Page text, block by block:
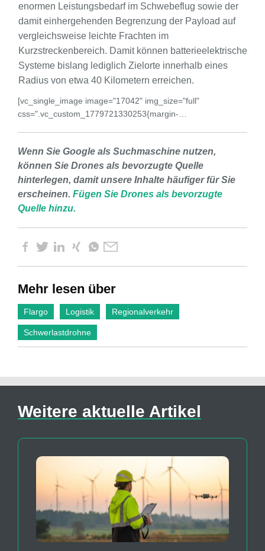
enormen Leistungsbedarf im Schwebeflug sowie der
damit einhergehenden Begrenzung der Payload auf
vergleichsweise leichte Frachten im
Kurzstreckenbereich. Damit können batterieelektrische
Systeme bislang lediglich Zielorte innerhalb eines
Radius von etwa 40 Kilometern erreichen.
[vc_single_image image="17042" img_size="full"
css=".vc_custom_1779721330253{margin-…
Wenn Sie Google als Suchmaschine nutzen,
können Sie Drones als bevorzugte Quelle
hinterlegen, damit unsere Inhalte häufiger für Sie
erscheinen. Fügen Sie Drones als bevorzugte
Quelle hinzu.
Mehr lesen über
Flargo Logistik Regionalverkehr
Schwerlastdrohne
Weitere aktuelle Artikel